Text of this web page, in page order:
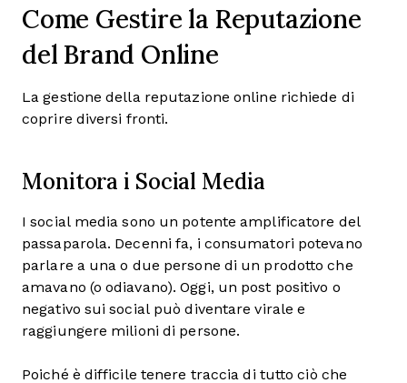
Come Gestire la Reputazione
del Brand Online
La gestione della reputazione online richiede di
coprire diversi fronti.
Monitora i Social Media
I social media sono un potente amplificatore del
passaparola. Decenni fa, i consumatori potevano
parlare a una o due persone di un prodotto che
amavano (o odiavano). Oggi, un post positivo o
negativo sui social può diventare virale e
raggiungere milioni di persone.
Poiché è difficile tenere traccia di tutto ciò che